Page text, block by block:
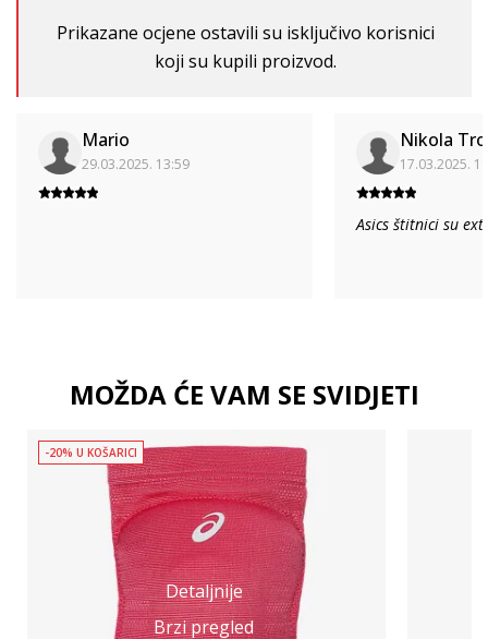
Prikazane ocjene ostavili su isključivo korisnici
koji su kupili proizvod.
Mario
29.03.2025. 13:59
Nikola
17.03.2025.
Asics štitnici su
MOŽDA ĆE VAM SE SVIDJETI
Detaljnije
Brzi pregled
-20% U KOŠARICI